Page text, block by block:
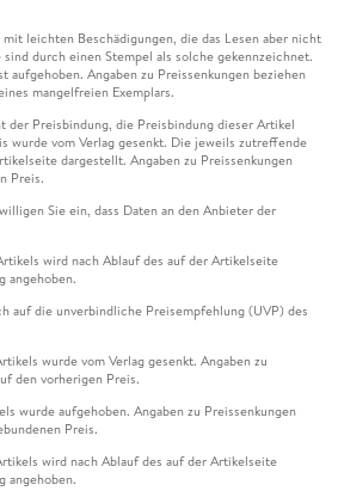
leichten Beschädigungen, die das Lesen aber nicht
durch einen Stempel als solche gekennzeichnet.
aufgehoben. Angaben zu Preissenkungen beziehen
mangelfreien Exemplars.
der Preisbindung, die Preisbindung dieser Artikel
wurde vom Verlag gesenkt. Die jeweils zutreffende
dargestellt. Angaben zu Preissenkungen
Preis.
Sie ein, dass Daten an den Anbieter der
wird nach Ablauf des auf der Artikelseite
angehoben.
auf die unverbindliche Preisempfehlung (UVP) des
wurde vom Verlag gesenkt. Angaben zu
den vorherigen Preis.
wurde aufgehoben. Angaben zu Preissenkungen
Preis.
wird nach Ablauf des auf der Artikelseite
angehoben.